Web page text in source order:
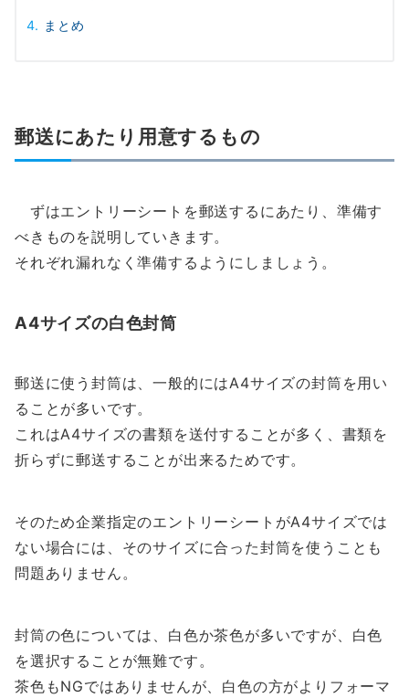
まとめ
郵送にあたり用意するもの
ずはエントリーシートを郵送するにあたり、準備す
べきものを説明していきます。
それぞれ漏れなく準備するようにしましょう。
A4サイズの白色封筒
郵送に使う封筒は、一般的にはA4サイズの封筒を用い
ることが多いです。
これはA4サイズの書類を送付することが多く、書類を
折らずに郵送することが出来るためです。
そのため企業指定のエントリーシートがA4サイズでは
ない場合には、そのサイズに合った封筒を使うことも
問題ありません。
封筒の色については、白色か茶色が多いですが、白色
を選択することが無難です。
茶色もNGではありませんが、白色の方がよりフォーマ